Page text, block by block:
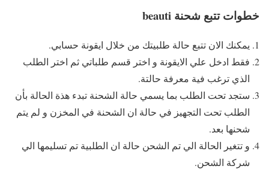
خطوات تتبع شحنة beauti
يمكنك الان تتبع حالة طلبيتك من خلال ايقونة حسابي.
فقط ادخل علي الايقونة و اختر قسم طلباتي ثم اختر الطلب
الذي ترغب فية معرفة حالتة.
ستجد تحت الطلب بما يسمي حالة الشحنة تبدء هذة الحالة بأن
الطلب تحت التجهيز في حالة ان الشحنة في المخزن و لم يتم
شحنها بعد.
و تتغير الحالة الي تم الشحن حالة ان الطلبية تم تسليمها الي
شركة الشحن.